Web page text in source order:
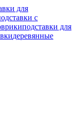
для
с
подставки для
деревянные